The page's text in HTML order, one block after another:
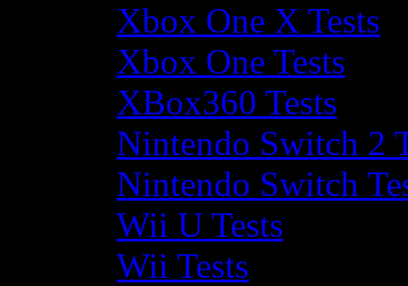
Xbox One X Tests
Xbox One Tests
XBox360 Tests
Nintendo Switch 2
Nintendo Switch
Wii U Tests
Wii Tests